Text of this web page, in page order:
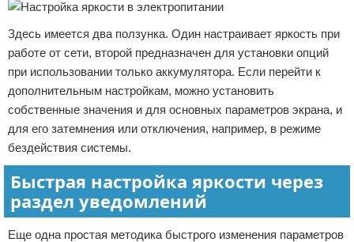
Здесь имеется два ползунка. Один настраивает яркость при
работе от сети, второй предназначен для установки опций
при использовании только аккумулятора. Если перейти к
дополнительным настройкам, можно установить
собственные значения и для основных параметров экрана, и
для его затемнения или отключения, например, в режиме
бездействия системы.
Быстрая настройка яркости через
раздел уведомлений
Еще одна простая методика быстрого изменения параметров